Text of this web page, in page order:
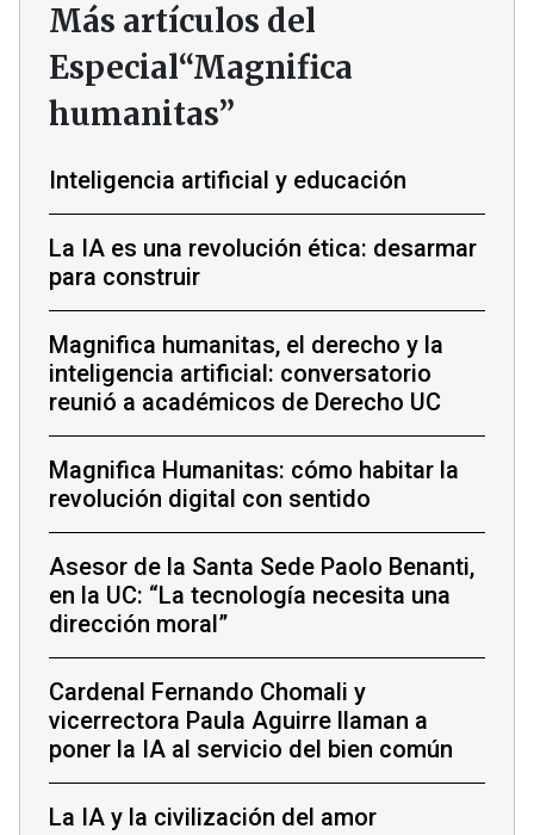
Más artículos del
Especial“Magnifica
humanitas”
Inteligencia artificial y educación
La IA es una revolución ética: desarmar
para construir
Magnifica humanitas, el derecho y la
inteligencia artificial: conversatorio
reunió a académicos de Derecho UC
Magnifica Humanitas: cómo habitar la
revolución digital con sentido
Asesor de la Santa Sede Paolo Benanti,
en la UC: “La tecnología necesita una
dirección moral”
Cardenal Fernando Chomali y
vicerrectora Paula Aguirre llaman a
poner la IA al servicio del bien común
La IA y la civilización del amor